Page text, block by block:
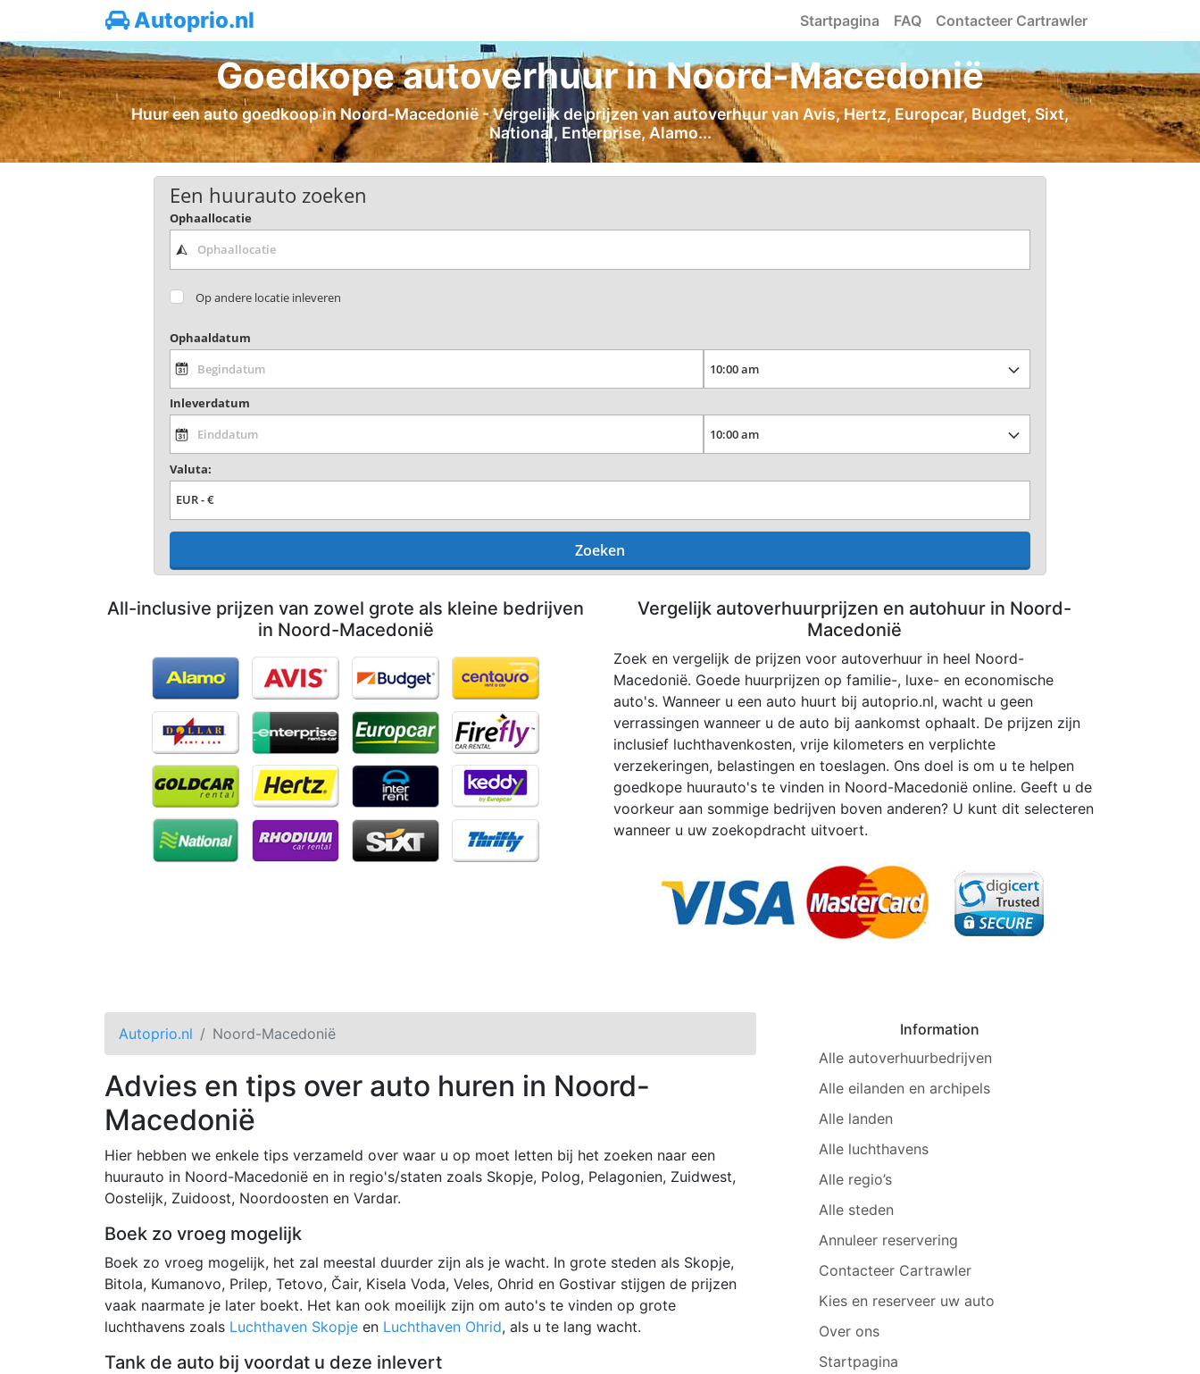
Autoprio.nl Startpagina FAQ Contacteer Cartrawler
Goedkope autoverhuur in Noord-Macedonië
Huur een auto goedkoop in Noord-Macedonië - Vergelijk de prijzen van autoverhuur van Avis, Hertz, Europcar, Budget, Sixt,
National, Enterprise, Alamo...
Een huurauto zoeken
Ophaallocatie
Op andere locatie inleveren
Ophaaldatum
Inleverdatum
Valuta:
Zoeken
All-inclusive prijzen van zowel grote als kleine bedrijven
in Noord-Macedonië
Vergelijk autoverhuurprijzen en autohuur in Noord-
Macedonië
Zoek en vergelijk de prijzen voor autoverhuur in heel Noord-
Macedonië. Goede huurprijzen op familie-, luxe- en economische
auto's. Wanneer u een auto huurt bij autoprio.nl, wacht u geen
verrassingen wanneer u de auto bij aankomst ophaalt. De prijzen zijn
inclusief luchthavenkosten, vrije kilometers en verplichte
verzekeringen, belastingen en toeslagen. Ons doel is om u te helpen
goedkope huurauto's te vinden in Noord-Macedonië online. Geeft u de
voorkeur aan sommige bedrijven boven anderen? U kunt dit selecteren
wanneer u uw zoekopdracht uitvoert.
Autoprio.nl Noord-Macedonië
Advies en tips over auto huren in Noord-
Macedonië
Hier hebben we enkele tips verzameld over waar u op moet letten bij het zoeken naar een
huurauto in Noord-Macedonië en in regio's/staten zoals Skopje, Polog, Pelagonien, Zuidwest,
Oostelijk, Zuidoost, Noordoosten en Vardar.
Boek zo vroeg mogelijk
Boek zo vroeg mogelijk, het zal meestal duurder zijn als je wacht. In grote steden als Skopje,
Bitola, Kumanovo, Prilep, Tetovo, Čair, Kisela Voda, Veles, Ohrid en Gostivar stijgen de prijzen
vaak naarmate je later boekt. Het kan ook moeilijk zijn om auto's te vinden op grote
luchthavens zoals Luchthaven Skopje en Luchthaven Ohrid, als u te lang wacht.
Tank de auto bij voordat u deze inlevert
Information
Alle autoverhuurbedrijven
Alle eilanden en archipels
Alle landen
Alle luchthavens
Alle regio’s
Alle steden
Annuleer reservering
Contacteer Cartrawler
Kies en reserveer uw auto
Over ons
Startpagina